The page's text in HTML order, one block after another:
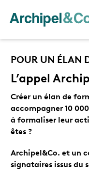
POUR UN ÉLAN
L’appel
Créer un élan de
accompagner 10
à formaliser leur
êtes ?
Archipel&Co. et un
signataires issus du